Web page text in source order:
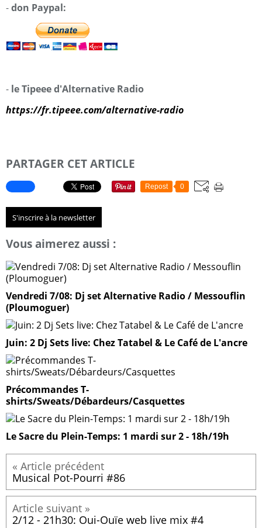
-don Paypal:
- le Tipeee d'Alternative Radio
https://fr.tipeee.com/alternative-radio
PARTAGER CET ARTICLE
Repost 0
S'inscrire à la newsletter
Vous aimerez aussi :
Vendredi 7/08: Dj set Alternative Radio / Messouflin
(Ploumoguer)
Juin: 2 Dj Sets live: Chez Tatabel & Le Café de L'ancre
Précommandes T-
shirts/Sweats/Débardeurs/Casquettes
Le Sacre du Plein-Temps: 1 mardi sur 2 - 18h/19h
Musical Pot-Pourri #86
2/12 - 21h30: Oui-Ouïe web live mix #4